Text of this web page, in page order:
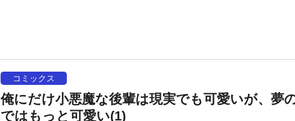
コミックス
俺にだけ小悪魔な後輩は現実でも可愛いが、夢
ではもっと可愛い(1)